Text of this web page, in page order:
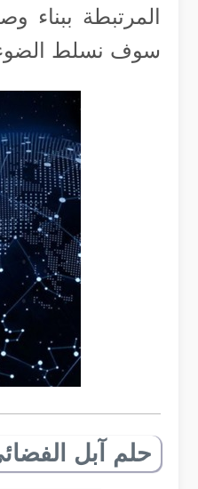
المرتبطة ببناء
سوف نسلط الضوء
حلم آبل